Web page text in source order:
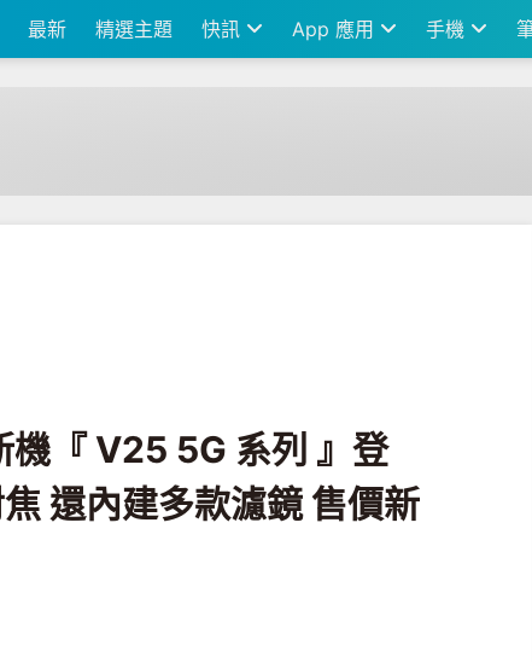
最新 精選主題 快訊 App 應用 手機
台！前鏡頭支援自動對焦 還內建多款濾鏡 售價新台幣 14,990 元起
『 V25 5G 系列 』登
還內建多款濾鏡 售價新